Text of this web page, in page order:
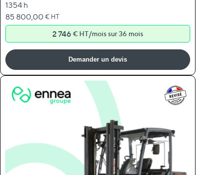
1354 h
85 800,00 € HT
2 746 € HT/mois sur 36 mois
Demander un devis